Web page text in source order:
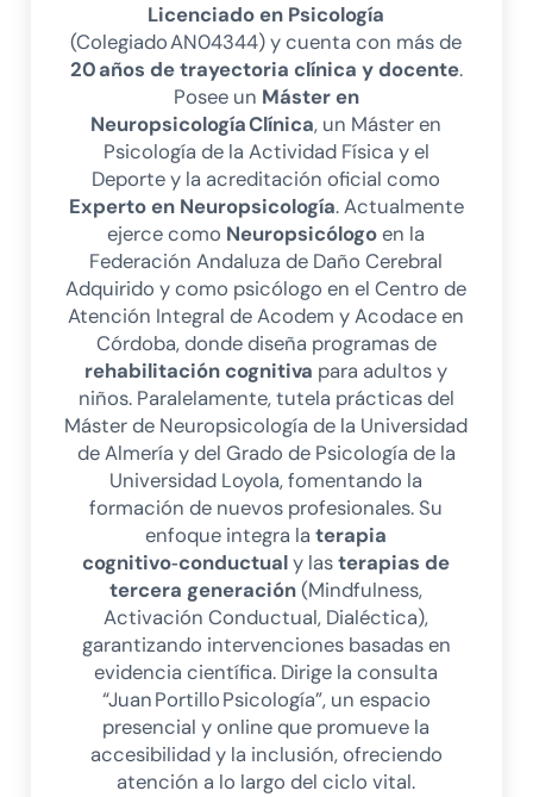
Licenciado en Psicología
(Colegiado AN04344) y cuenta con más de
20 años de trayectoria clínica y docente.
Posee un Máster en
Neuropsicología Clínica, un Máster en
Psicología de la Actividad Física y el
Deporte y la acreditación oficial como
Experto en Neuropsicología. Actualmente
ejerce como Neuropsicólogoen la
Federación Andaluza de Daño Cerebral
Adquirido y como psicólogo en el Centro de
Atención Integral de Acodem y Acodace en
Córdoba, donde diseña programas de
rehabilitación cognitiva para adultos y
niños. Paralelamente, tutela prácticas del
Máster de Neuropsicología de la Universidad
de Almería y del Grado de Psicología de la
Universidad Loyola, fomentando la
formación de nuevos profesionales. Su
enfoque integra laterapia
cognitivo‑conductualy lasterapias de
tercera generación(Mindfulness,
Activación Conductual, Dialéctica),
garantizando intervenciones basadas en
evidencia científica. Dirige la consulta
“Juan Portillo Psicología”, un espacio
presencial y online que promueve la
accesibilidad y la inclusión, ofreciendo
atención a lo largo del ciclo vital.